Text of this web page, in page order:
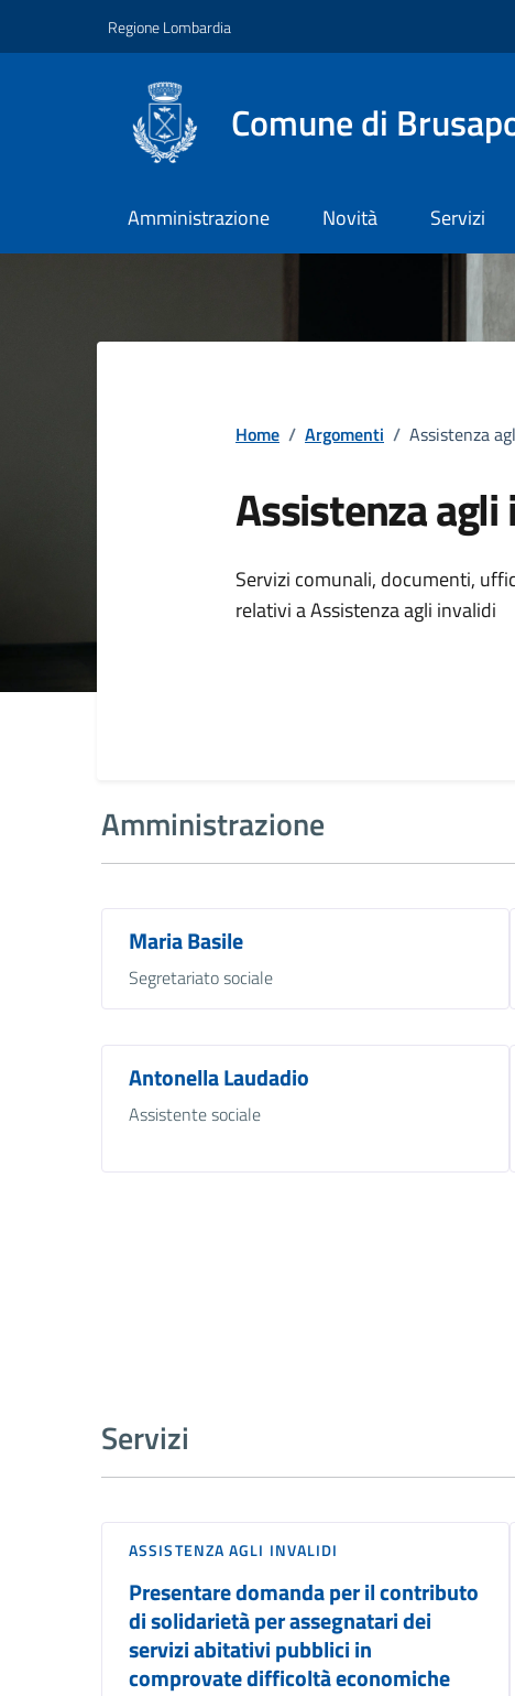
Regione Lombardia
Comune di
Amministrazione Novità Servizi
Home / Argomenti / Assistenza
Assistenza
Dettagli della
Servizi comunali, documenti,
relativi a Assistenza agli invalidi
Amministrazione
Maria Basile
Segretariato sociale
Antonella Laudadio
Assistente sociale
Servizi
ASSISTENZA AGLI INVALIDI
Presentare domanda per il contributo
di solidarietà per assegnatari dei
servizi abitativi pubblici in
comprovate difficoltà economiche